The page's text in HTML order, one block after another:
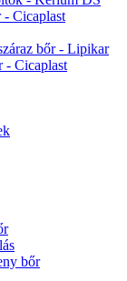
- Cicaplast
bőr - Lipikar
- Cicaplast
bőr